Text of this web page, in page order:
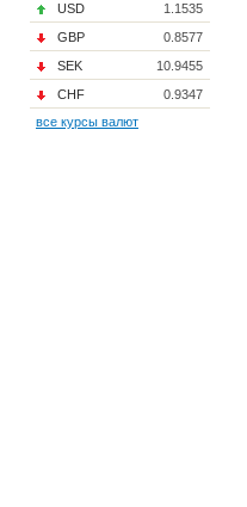
USD
1.1535
GBP
0.8577
SEK
10.9455
CHF
0.9347
все курсы валют